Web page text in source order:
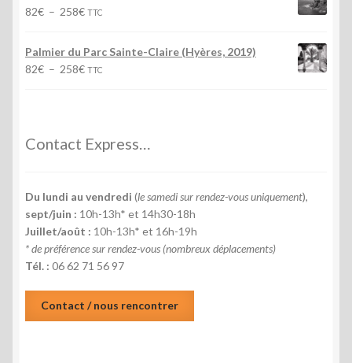
82€
82€ – 258€Plage
prix :
82€
TTC
Palmier du Parc Sainte-Claire (Hyères, 2019)
82€ – 258€Plage
à
258€
TTC
Contact Express…
Du lundi au vendredi (le samedi sur rendez-vous uniquement),
sept/juin : 10h-13h* et 14h30-18h
Juillet/août : 10h-13h* et 16h-19h
* de préférence sur rendez-vous (nombreux déplacements)
Tél. : 06 62 71 56 97
Contact / nous rencontrer